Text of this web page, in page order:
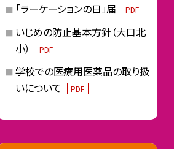
「ラーケーションの日」届 PDF
いじめの防止基本方針（大口北
小）
PDF
学校での医療用医薬品の取り扱
いについて
PDF